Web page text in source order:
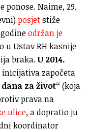
ponose. Naime, 29.
posjetstiže
održan je
u Ustav RH kasnije
braka.U 2014.
inicijativa započeta
dana za život“ (koja
prava na
ulice, a dopratio ju
koordinator